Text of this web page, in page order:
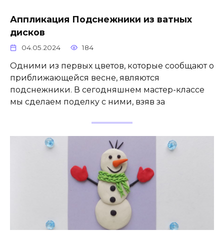
Аппликация Подснежники из ватных
дисков
04.05.2024 184
Одними из первых цветов, которые сообщают о
приближающейся весне, являются
подснежники. В сегодняшнем мастер-классе
мы сделаем поделку с ними, взяв за